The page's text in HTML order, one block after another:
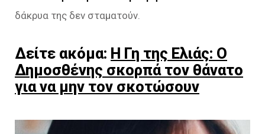
δάκρυα της δεν σταματούν.
Δείτε ακόμα: Η Γη της Ελιάς: Ο
Δημοσθένης σκορπά τον θάνατο
για να μην τον σκοτώσουν